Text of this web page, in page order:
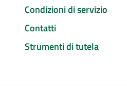
Condizioni di servizio
Contatti
Strumenti di tutela